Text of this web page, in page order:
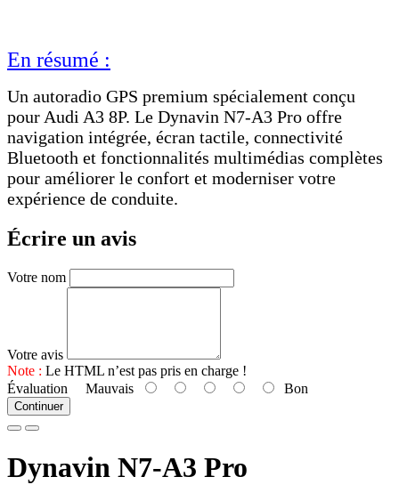
En résumé :
Un autoradio GPS premium spécialement conçu
pour Audi A3 8P. Le Dynavin N7-A3 Pro offre
navigation intégrée, écran tactile, connectivité
Bluetooth et fonctionnalités multimédias complètes
pour améliorer le confort et moderniser votre
expérience de conduite.
Écrire un avis
Votre nom
Votre avis
Note : Le HTML n’est pas pris en charge !
Évaluation Mauvais Bon
Continuer
Dynavin N7-A3 Pro